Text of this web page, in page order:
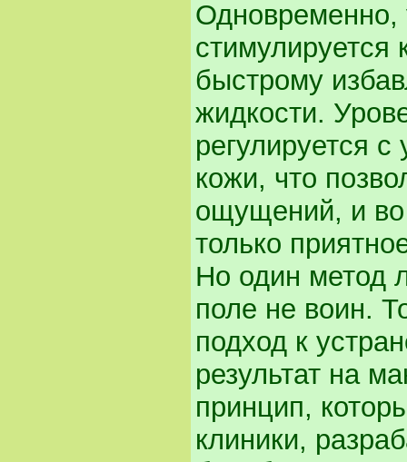
Одновременно,
стимулируется
быстрому
жидкости.
регулируется
кожи, что
ощущений, и
только
Но один метод
поле не воин.
подход к
результат на
принцип,
клиники,